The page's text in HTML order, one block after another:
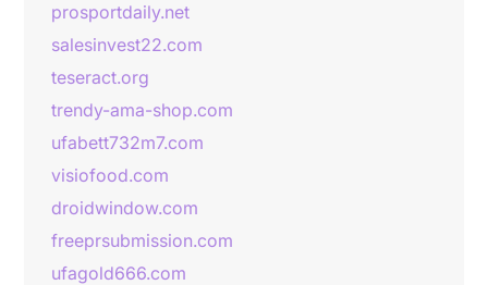
prosportdaily.net
salesinvest22.com
teseract.org
trendy-ama-shop.com
ufabett732m7.com
visiofood.com
droidwindow.com
freeprsubmission.com
ufagold666.com